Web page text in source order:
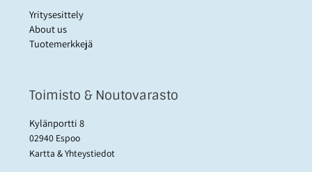
Yritysesittely
About us
Tuotemerkkejä
Toimisto & Noutovarasto
Kylänportti 8
02940 Espoo
Kartta & Yhteystiedot